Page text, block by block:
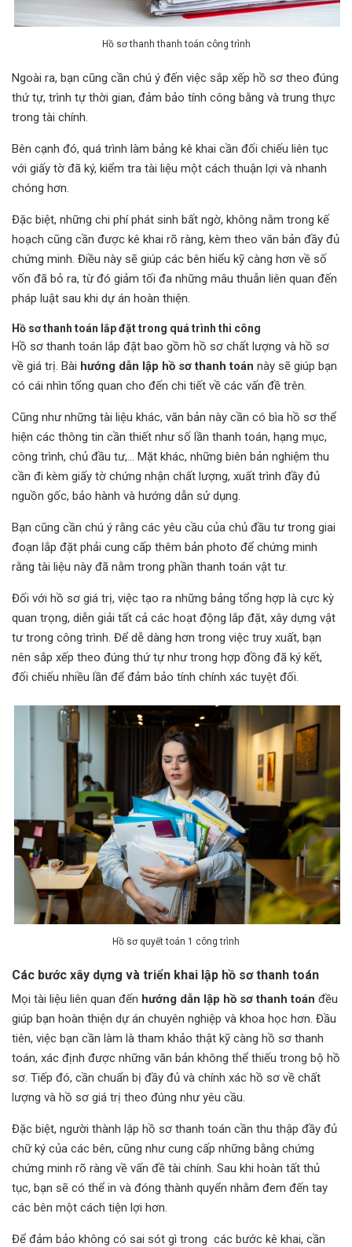
Hồ sơ thanh thanh toán công trình
Ngoài ra, bạn cũng cần chú ý đến việc sắp xếp hồ sơ theo đúng
thứ tự, trình tự thời gian, đảm bảo tính công bằng và trung thực
trong tài chính.
Bên cạnh đó, quá trình làm bảng kê khai cần đối chiếu liên tục
với giấy tờ đã ký, kiểm tra tài liệu một cách thuận lợi và nhanh
chóng hơn.
Đặc biệt, những chi phí phát sinh bất ngờ, không nằm trong kế
hoạch cũng cần được kê khai rõ ràng, kèm theo văn bản đầy đủ
chứng minh. Điều này sẽ giúp các bên hiểu kỹ càng hơn về số
vốn đã bỏ ra, từ đó giảm tối đa những mâu thuẫn liên quan đến
pháp luật sau khi dự án hoàn thiện.
Hồ sơ thanh toán lắp đặt trong quá trình thi công
Hồ sơ thanh toán lắp đặt bao gồm hồ sơ chất lượng và hồ sơ
về giá trị. Bài hướng dẫn lập hồ sơ thanh toán này sẽ giúp bạn
có cái nhìn tổng quan cho đến chi tiết về các vấn đề trên.
Cũng như những tài liệu khác, văn bản này cần có bìa hồ sơ thể
hiện các thông tin cần thiết như số lần thanh toán, hạng mục,
công trình, chủ đầu tư,... Mặt khác, những biên bản nghiệm thu
cần đi kèm giấy tờ chứng nhận chất lượng, xuất trình đầy đủ
nguồn gốc, bảo hành và hướng dẫn sử dụng.
Bạn cũng cần chú ý rằng các yêu cầu của chủ đầu tư trong giai
đoạn lắp đặt phải cung cấp thêm bản photo để chứng minh
rằng tài liệu này đã nằm trong phần thanh toán vật tư.
Đối với hồ sơ giá trị, việc tạo ra những bảng tổng hợp là cực kỳ
quan trọng, diễn giải tất cả các hoạt động lắp đặt, xây dựng vật
tư trong công trình. Để dễ dàng hơn trong việc truy xuất, bạn
nên sắp xếp theo đúng thứ tự như trong hợp đồng đã ký kết,
đối chiếu nhiều lần để đảm bảo tính chính xác tuyệt đối.
Hồ sơ quyết toán 1 công trình
Các bước xây dựng và triển khai lập hồ sơ thanh toán
Mọi tài liệu liên quan đến hướng dẫn lập hồ sơ thanh toán đều
giúp bạn hoàn thiện dự án chuyên nghiệp và khoa học hơn. Đầu
tiên, việc bạn cần làm là tham khảo thật kỹ càng hồ sơ thanh
toán, xác định được những văn bản không thể thiếu trong bộ hồ
sơ. Tiếp đó, cần chuẩn bị đầy đủ và chính xác hồ sơ về chất
lượng và hồ sơ giá trị theo đúng như yêu cầu.
Đặc biệt, người thành lập hồ sơ thanh toán cần thu thập đầy đủ
chữ ký của các bên, cũng như cung cấp những bằng chứng
chứng minh rõ ràng về vấn đề tài chính. Sau khi hoàn tất thủ
tục, bạn sẽ có thể in và đóng thành quyển nhằm đem đến tay
các bên một cách tiện lợi hơn.
Để đảm bảo không có sai sót gì trong các bước kê khai, cần